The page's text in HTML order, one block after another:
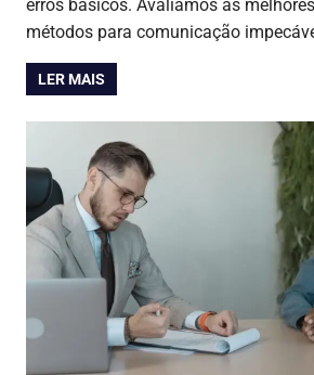
erros básicos. Avaliamos as
métodos para comunicação
LER MAIS